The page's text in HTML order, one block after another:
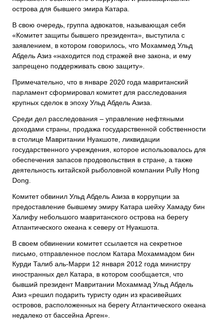
острова для бывшего эмира Катара.
В свою очередь, группа адвокатов, называющая себя
«Комитет защиты бывшего президента», выступила с
заявлением, в котором говорилось, что Мохаммед Ульд
Абдель Азиз «находится под стражей вне закона, и ему
запрещено поддерживать свою защиту».
Примечательно, что в январе 2020 года мавританский
парламент сформировал комитет для расследования
крупных сделок в эпоху Ульд Абдель Азиза.
Среди дел расследования – управление нефтяными
доходами страны, продажа государственной собственности
в столице Мавритании Нуакшоте, ликвидации
государственного учреждения, которое использовалось для
обеспечения запасов продовольствия в стране, а также
деятельность китайской рыболовной компании Pully Hong
Dong.
Комитет обвинил Ульд Абдель Азиза в коррупции за
предоставление бывшему эмиру Катара шейху Хамаду бин
Халифу небольшого мавританского острова на берегу
Атлантического океана к северу от Нуакшота.
В своем обвинении комитет ссылается на секретное
письмо, отправленное послом Катара Мохаммадом бин
Курди Талиб аль-Марри 12 января 2012 года министру
иностранных дел Катара, в котором сообщается, что
бывший президент Мавритании Мохаммад Ульд Абдель
Азиз «решил подарить туристу один из красивейших
островов, расположенных на берегу Атлантического океана
недалеко от бассейна Арген».